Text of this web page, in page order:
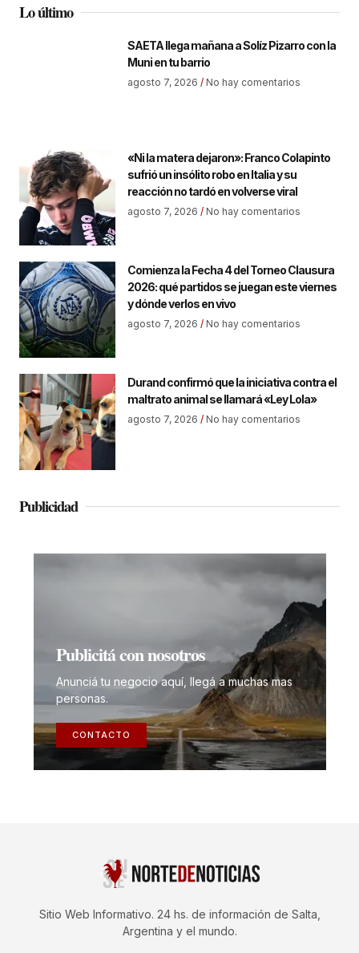
Lo último
SAETA llega mañana a Solíz Pizarro con la
Muni en tu barrio
agosto 7, 2026 No hay comentarios
«Ni la matera dejaron»: Franco Colapinto
sufrió un insólito robo en Italia y su
reacción no tardó en volverse viral
agosto 7, 2026 No hay comentarios
Comienza la Fecha 4 del Torneo Clausura
2026: qué partidos se juegan este viernes
y dónde verlos en vivo
agosto 7, 2026 No hay comentarios
Durand confirmó que la iniciativa contra el
maltrato animal se llamará «Ley Lola»
agosto 7, 2026 No hay comentarios
Publicidad
Publicitá con nosotros
Anunciá tu negocio aquí, llegá a muchas mas
personas.
CONTACTO
Sitio Web Informativo. 24 hs. de información de Salta,
Argentina y el mundo.